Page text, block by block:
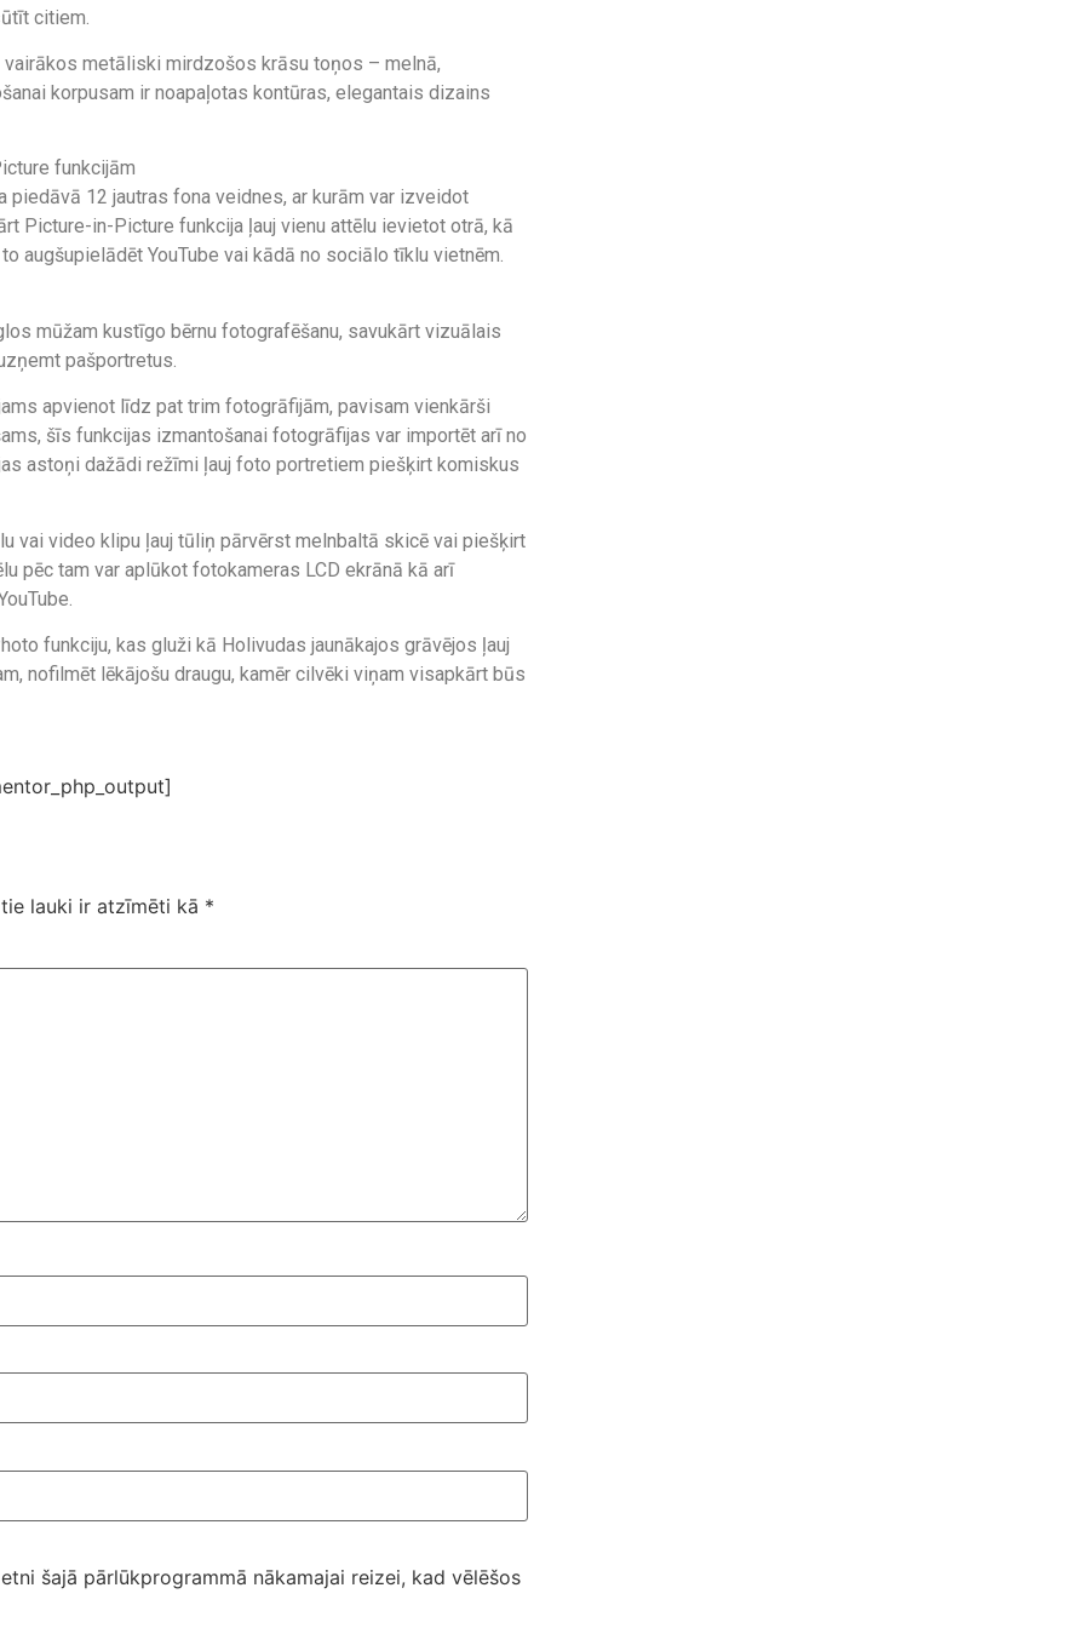
citiem.
metāliski mirdzošos krāsu toņos – melnā,
korpusam ir noapaļotas kontūras, elegantais dizains
funkcijām
piedāvā 12 jautras fona veidnes, ar kurām var izveidot
Picture-in-Picture funkcija ļauj vienu attēlu ievietot otrā, kā
augšupielādēt YouTube vai kādā no sociālo tīklu vietnēm.
mūžam kustīgo bērnu fotografēšanu, savukārt vizuālais
pašportretus.
apvienot līdz pat trim fotogrāfijām, pavisam vienkārši
šīs funkcijas izmantošanai fotogrāfijas var importēt arī no
astoņi dažādi režīmi ļauj foto portretiem piešķirt komiskus
vai video klipu ļauj tūliņ pārvērst melnbaltā skicē vai piešķirt
pēc tam var aplūkot fotokameras LCD ekrānā kā arī
funkciju, kas gluži kā Holivudas jaunākajos grāvējos ļauj
nofilmēt lēkājošu draugu, kamēr cilvēki viņam visapkārt būs
lauki ir atzīmēti kā *
šajā pārlūkprogrammā nākamajai reizei, kad vēlēšos